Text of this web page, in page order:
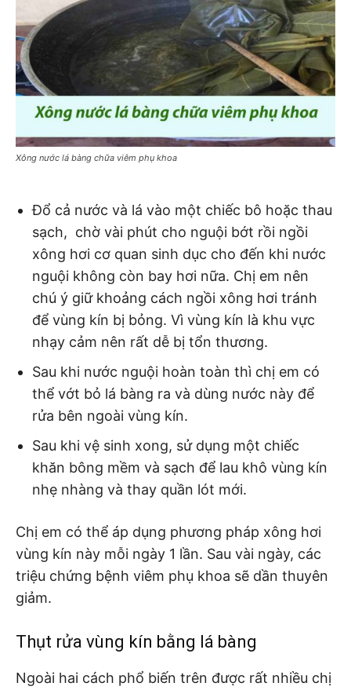
Xông nước lá bàng chữa viêm phụ khoa
Đổ cả nước và lá vào một chiếc bô hoặc thau
sạch, chờ vài phút cho nguội bớt rồi ngồi
xông hơi cơ quan sinh dục cho đến khi nước
nguội không còn bay hơi nữa. Chị em nên
chú ý giữ khoảng cách ngồi xông hơi tránh
để vùng kín bị bỏng. Vì vùng kín là khu vực
nhạy cảm nên rất dễ bị tổn thương.
Sau khi nước nguội hoàn toàn thì chị em có
thể vớt bỏ lá bàng ra và dùng nước này để
rửa bên ngoài vùng kín.
Sau khi vệ sinh xong, sử dụng một chiếc
khăn bông mềm và sạch để lau khô vùng kín
nhẹ nhàng và thay quần lót mới.
Chị em có thể áp dụng phương pháp xông hơi
vùng kín này mỗi ngày 1 lần. Sau vài ngày, các
triệu chứng bệnh viêm phụ khoa sẽ dần thuyên
giảm.
Thụt rửa vùng kín bằng lá bàng
Ngoài hai cách phổ biến trên được rất nhiều chị